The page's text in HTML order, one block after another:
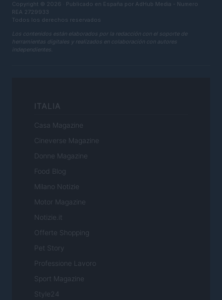
Copyright © 2026 · Publicado en España por AdHub Media - Numero
REA 2729933
Todos los derechos reservados
Los contenidos están elaborados por la redacción con el soporte de
herramientas digitales y realizados en colaboración con autores
independientes.
ITALIA
Casa Magazine
Cineverse Magazine
Donne Magazine
Food Blog
Milano Notizie
Motor Magazine
Notizie.it
Offerte Shopping
Pet Story
Professione Lavoro
Sport Magazine
Style24